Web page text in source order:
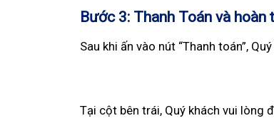
Bước 3: Thanh Toán và hoàn
Sau khi ấn vào nút “Thanh toán”,
Tại cột bên trái, Quý khách vui lòng